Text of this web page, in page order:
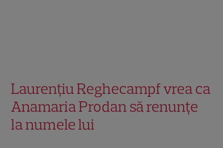
Laurențiu Reghecampf vrea ca
Anamaria Prodan să renunțe
la numele lui